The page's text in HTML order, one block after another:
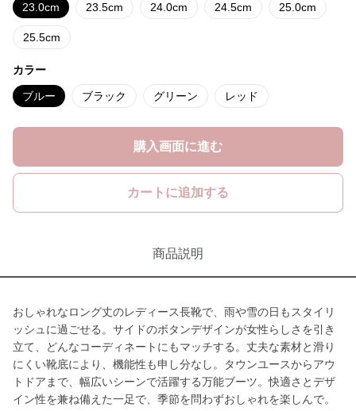
23.0cm 23.5cm 24.0cm 24.5cm 25.0cm
25.5cm
カラー
ブルー ブラック グリーン レッド
購入画面に進む
カートに追加する
商品説明
おしゃれなロング丈のレディース長靴で、雨や雪の日もスタイリ
ッシュに過ごせる。サイドのボタンデザインが女性らしさを引き
立て、どんなコーディネートにもマッチする。丈夫な素材と滑り
にくい靴底により、機能性も申し分なし。タウンユースからアウ
トドアまで、幅広いシーンで活躍する万能ブーツ。快適さとデザ
イン性を兼ね備えた一足で、季節を問わずおしゃれを楽しんで。